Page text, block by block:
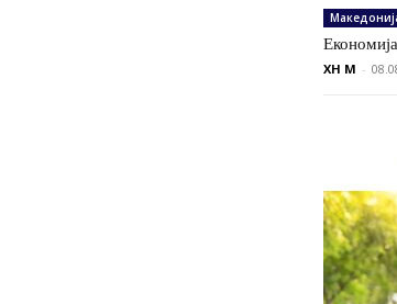
XH M -